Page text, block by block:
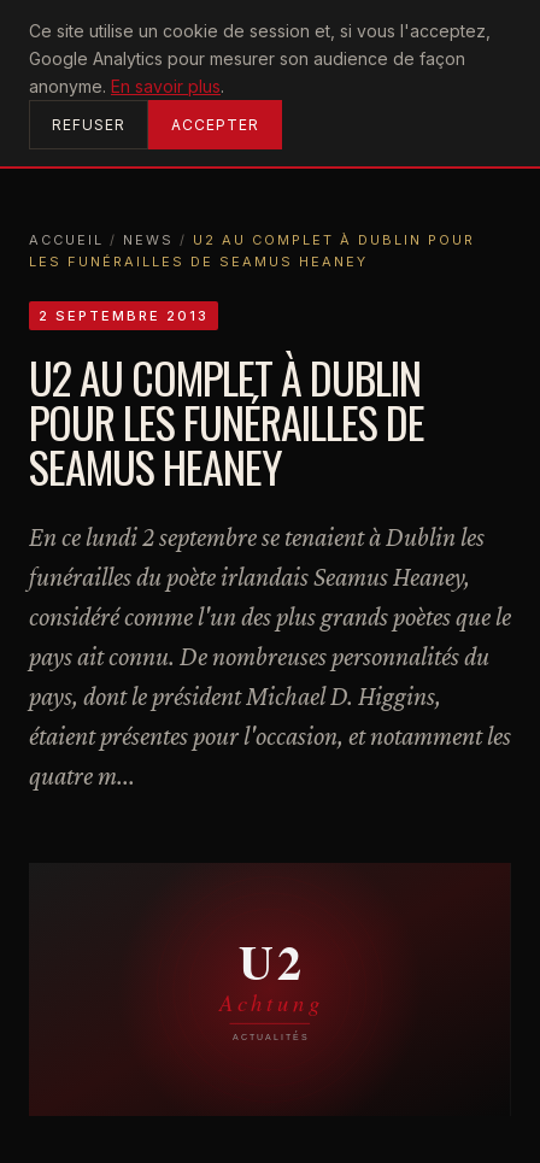
Ce site utilise un cookie de session et, si vous l'acceptez,
Google Analytics pour mesurer son audience de façon
anonyme. En savoir plus.
REFUSER ACCEPTER
U2achtung
ACCUEIL
ACCUEIL / NEWS / U2 AU COMPLET À DUBLIN POUR
LES FUNÉRAILLES DE SEAMUS HEANEY
2 SEPTEMBRE 2013
U2 AU COMPLET À DUBLIN
POUR LES FUNÉRAILLES DE
SEAMUS HEANEY
En ce lundi 2 septembre se tenaient à Dublin les
funérailles du poète irlandais Seamus Heaney,
considéré comme l'un des plus grands poètes que le
pays ait connu. De nombreuses personnalités du
pays, dont le président Michael D. Higgins,
étaient présentes pour l'occasion, et notamment les
quatre m...